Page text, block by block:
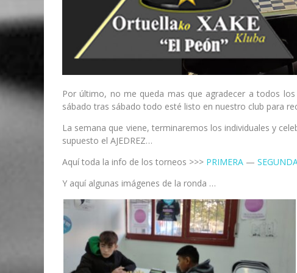
Por último, no me queda mas que agradecer a todos
sábado tras sábado todo esté listo en nuestro club para
La semana que viene, terminaremos los individuales y
supuesto el AJEDREZ…
Aquí toda la info de los torneos >>> PRIMERA —
Y aquí algunas imágenes de la ronda …